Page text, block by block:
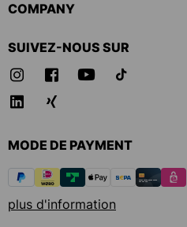
COMPANY
SUIVEZ-NOUS SUR
MODE DE PAYMENT
plus d'information